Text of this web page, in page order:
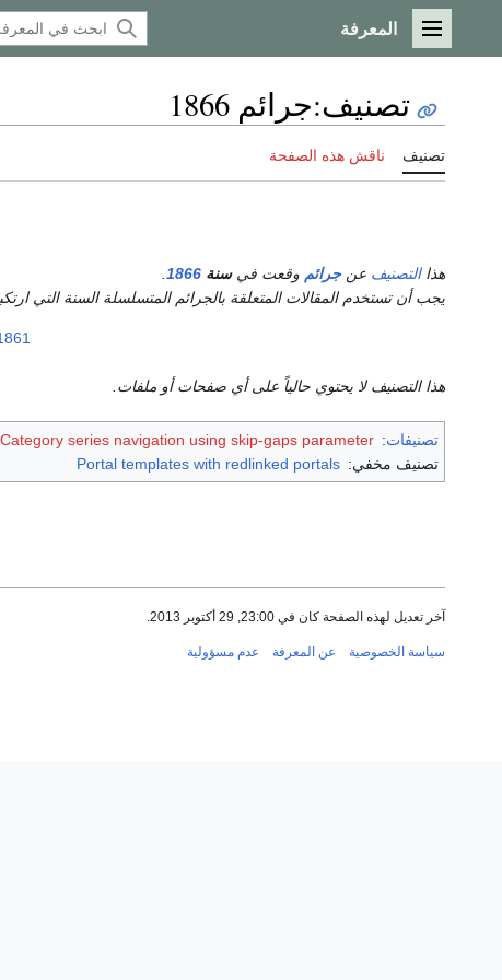
القائمة الرئيسية
المعرفة
تصنيف:جرائم 1866
تصنيف ناقش هذه الصفحة
هذاالتصنيف عنجرائم وقعت فيسنة 1866
يجب أن تستخدم المقالات المتعلقة بالجرائم المتسلسلة السنة التي
هذا التصنيف لا يحتوي حالياً على أي صفحات أو ملفات.
تصنيفات:
Category series navigation using skip-gaps parameter
تصنيف مخفي: Portal templates with redlinked portals
آخر تعديل لهذه الصفحة كان في 23:00, 29 أكتوبر 2013.
سياسة الخصوصية عن المعرفة عدم مسؤولية